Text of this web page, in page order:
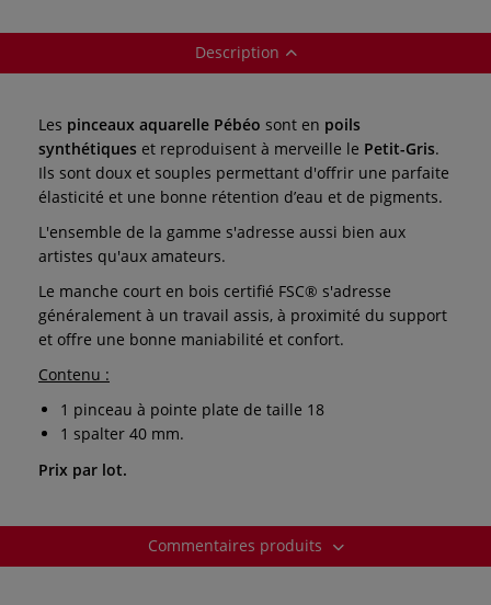
Description
Les pinceaux aquarelle Pébéo sont en poils
synthétiques et reproduisent à merveille le Petit-Gris.
Ils sont doux et souples permettant d'offrir une parfaite
élasticité et une bonne rétention d’eau et de pigments.
L'ensemble de la gamme s'adresse aussi bien aux
artistes qu'aux amateurs.
Le manche court en bois certifié FSC® s'adresse
généralement à un travail assis, à proximité du support
et offre une bonne maniabilité et confort.
Contenu :
1 pinceau à pointe plate de taille 18
1 spalter 40 mm.
Prix par lot.
Commentaires produits